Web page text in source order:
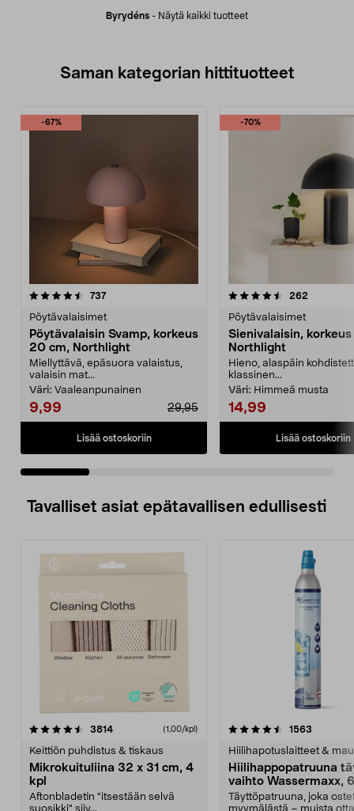
Byrydéns - Näytä kaikki tuotteet
Saman kategorian hittituotteet
-67%
737arvostelut
Pöytävalaisimet
Pöytävalaisin Svamp, korkeus
20 cm, Northlight
Miellyttävä, epäsuora valaistus,
valaisin mat...
Väri: Vaaleanpunainen
9,99 29,95
Lisää ostoskoriin
-70%
4.5 viidestä
262
Pöytävalaisimet
Sienivalaisin,
Northlight
Hieno, alaspäin
klassinen...
Väri: Himmeä musta
14,99
Lisää ostoskoriin
4.5 viidestä
Tavalliset asiat epätavallisen edullisesti
3814arvostelut (1,00/kpl)
Keittiön puhdistus & tiskaus
Mikrokuituliina 32 x 31 cm, 4
kpl
Aftonbladetin "itsestään selvä
4.5viidestä
1563
Hiilihapotuslaitteet &
Hiilihappopatruuna
vaihto Wassermaxx,
Täyttöpatruuna, joka
4.5viidestä